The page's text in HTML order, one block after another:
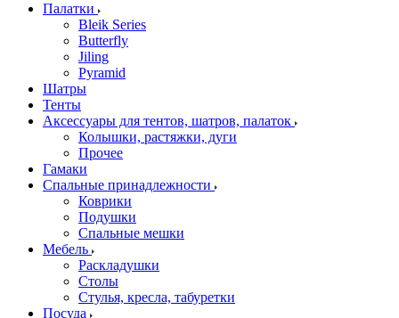
Палатки
Bleik Series
Butterfly
Jiling
Pyramid
Шатры
Тенты
Аксессуары для тентов, шатров, палаток
Колышки, растяжки, дуги
Прочее
Гамаки
Спальные принадлежности
Коврики
Подушки
Спальные мешки
Мебель
Раскладушки
Столы
Стулья, кресла, табуретки
Посуда